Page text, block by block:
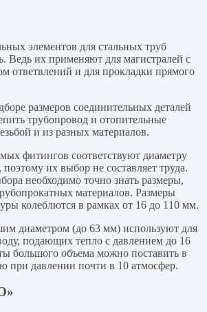
элементов для стальных труб
Ведь их применяют для магистралей с
ответвлений и для прокладки прямого
размеров соединительных деталей
трубопровод и отопительные
и из разных материалов.
фитингов соответствуют диаметру
их выбор не составляет труда.
необходимо точно знать размеры,
материалов. Размеры
колеблются в рамках от 16 до 110 мм.
диаметром (до 63 мм) используют для
подающих тепло с давлением до 16
большого объема можно поставить в
при давлении почти в 10 атмосфер.